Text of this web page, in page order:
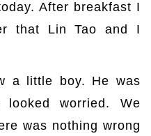
After breakfast I
that Lin Tao and I
a little boy. He was
worried. We
was nothing wrong